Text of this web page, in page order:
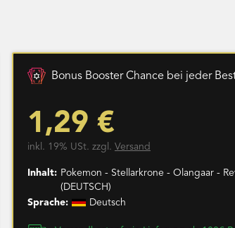
Bonus Booster Chance bei jeder
1,29 €
inkl. 19% USt. zzgl. Versand
Inhalt: Pokemon - Stellarkrone - Olangaar -
(DEUTSCH)
Sprache:
Deutsch